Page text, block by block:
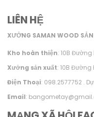
LIÊN HỆ
XƯỞNG SAMAN WOOD
Kho hoàn thiện: 10B Đường
Xưởng sản xuất: 10B Đường
Điện Thoại: 098.2577752 .
Email: